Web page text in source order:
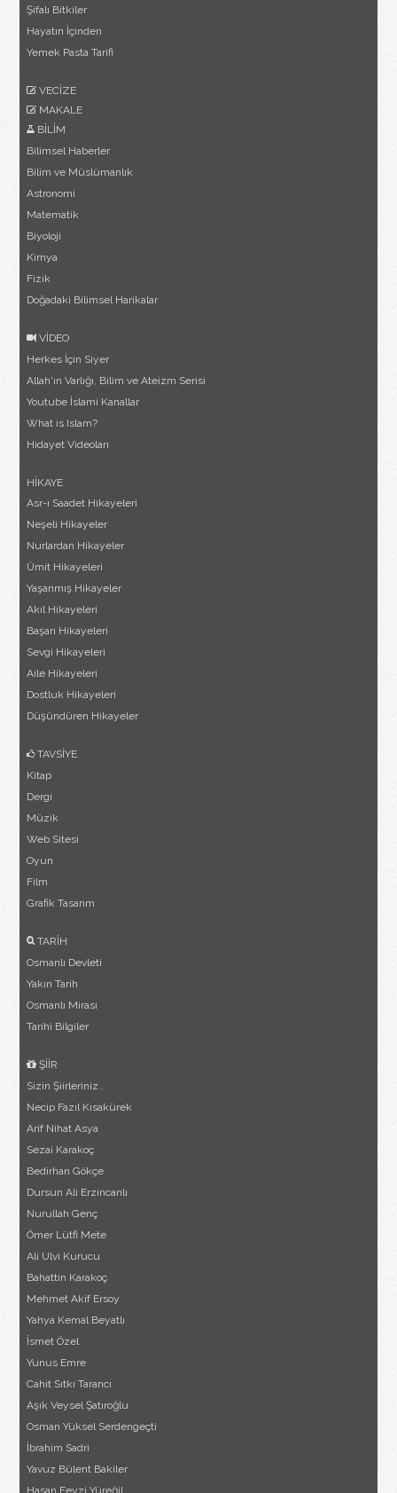
Şifalı Bitkiler
Hayatın İçinden
Yemek Pasta Tarifi
VECİZE
MAKALE
BİLİM
Bilimsel Haberler
Bilim ve Müslümanlık
Astronomi
Matematik
Biyoloji
Kimya
Fizik
Doğadaki Bilimsel Harikalar
VİDEO
Herkes İçin Siyer
Allah'ın Varlığı, Bilim ve Ateizm Serisi
Youtube İslami Kanallar
What is Islam?
Hidayet Videoları
HİKAYE
Asr-ı Saadet Hikayeleri
Neşeli Hikayeler
Nurlardan Hikayeler
Ümit Hikayeleri
Yaşanmış Hikayeler
Akıl Hikayeleri
Başarı Hikayeleri
Sevgi Hikayeleri
Aile Hikayeleri
Dostluk Hikayeleri
Düşündüren Hikayeler
TAVSİYE
Kitap
Dergi
Müzik
Web Sitesi
Oyun
Film
Grafik Tasarım
TARİH
Osmanlı Devleti
Yakın Tarih
Osmanlı Mirası
Tarihi Bilgiler
ŞİİR
Sizin Şiirleriniz..
Necip Fazıl Kısakürek
Arif Nihat Asya
Sezai Karakoç
Bedirhan Gökçe
Dursun Ali Erzincanlı
Nurullah Genç
Ömer Lütfi Mete
Ali Ulvi Kurucu
Bahattin Karakoç
Mehmet Akif Ersoy
Yahya Kemal Beyatlı
İsmet Özel
Yunus Emre
Cahit Sıtkı Tarancı
Aşık Veysel Şatıroğlu
Osman Yüksel Serdengeçti
İbrahim Sadri
Yavuz Bülent Bakiler
Hasan Feyzi Yüreğil